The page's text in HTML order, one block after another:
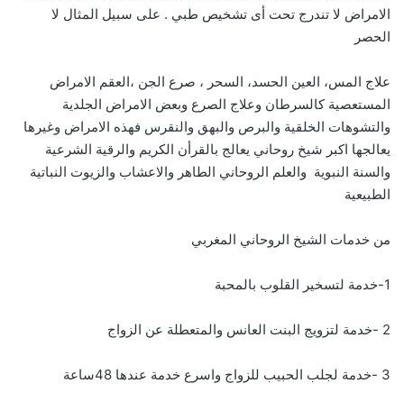
الامراض لا تندرج تحت أى تشخيص طبي . على سبيل المثال لا
الحصر
علاج المس، العين الحسد، السحر ، صرع الجن ،العقم الامراض
المستعصية كالسرطان وعلاج الصرع وبعض الامراض الجلدية
والتشوهات الخلقية والبرص والبهق والنقرس فهذه الامراض وغيرها
يعالجها اكبر شيخ روحاني يعالج بالقرأن الكريم والرقية الشرعية
والسنة النبوية والعلم الروحاني الطاهر والاعشاب والزيوت النباتية
الطبيعية
من خدمات الشيخ الروحاني المغربي
1-خدمة لتسخير القلوب بالمحبة
2 -خدمة لتزويج البنت العانس والمتعطلة عن الزواج
3 -خدمة لجلب الحبيب للزواج واسرع خدمة عندها 48ساعة